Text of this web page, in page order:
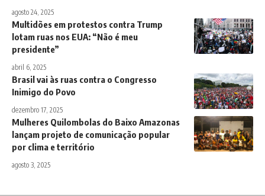
agosto 24, 2025
Multidões em protestos contra Trump
lotam ruas nos EUA: “Não é meu
presidente”
abril 6, 2025
Brasil vai às ruas contra o Congresso
Inimigo do Povo
dezembro 17, 2025
Mulheres Quilombolas do Baixo Amazonas
lançam projeto de comunicação popular
por clima e território
agosto 3, 2025